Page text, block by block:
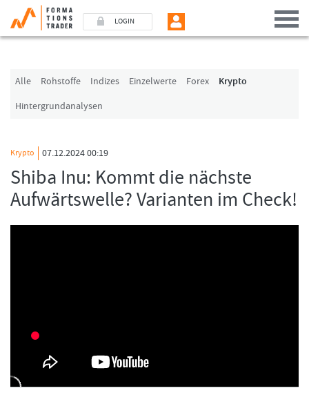
LOGIN
Alle Rohstoffe Indizes Einzelwerte Forex
Krypto
Hintergrundanalysen
Krypto 07.12.2024 00:19
Shiba Inu: Kommt die nächste
Aufwärtswelle? Varianten im Check!
Benutzer (E-Mail-Adresse in Kleinschrift)
Angemeldet bleiben
LOGIN
Passwort vergessen
FORMATIONSTRADER WERDEN